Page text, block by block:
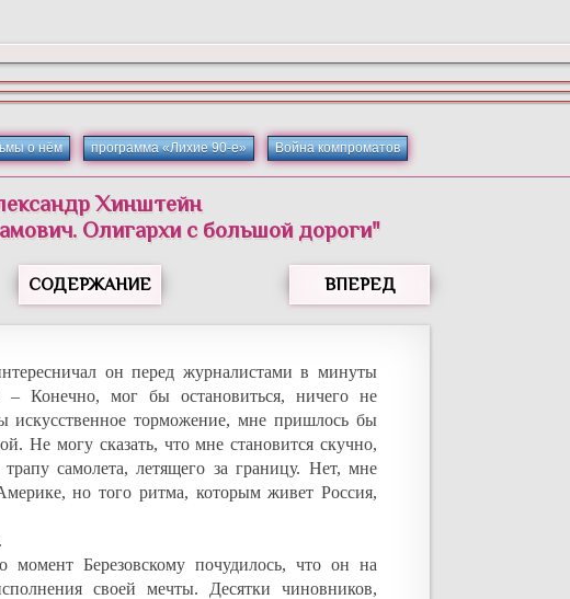
о нём программа «Лихие 90-е» Война компроматов
Хинштейн
Олигархи с большой дороги"
СОДЕРЖАНИЕ ВПЕРЕД
он перед журналистами в минуты
– Конечно, мог бы остановиться, ничего не
искусственное торможение, мне пришлось бы
Не могу сказать, что мне становится скучно,
самолета, летящего за границу. Нет, мне
но того ритма, которым живет Россия,
момент Березовскому почудилось, что он на
своей мечты. Десятки чиновников,